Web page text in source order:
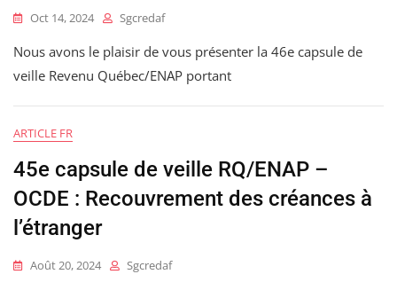
Oct 14, 2024 Sgcredaf
Nous avons le plaisir de vous présenter la 46e capsule de
veille Revenu Québec/ENAP portant
ARTICLE FR
45e capsule de veille RQ/ENAP –
OCDE : Recouvrement des créances à
l’étranger
Août 20, 2024 Sgcredaf